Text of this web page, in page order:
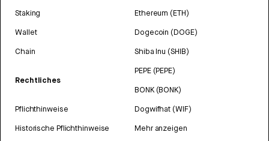
Staking
Wallet
Chain
Rechtliches
Pflichthinweise
Historische Pflichthinweise
Ethereum (ETH)
Dogecoin (DOGE)
Shiba Inu (SHIB)
PEPE (PEPE)
BONK (BONK)
Dogwifhat (WIF)
Mehr anzeigen